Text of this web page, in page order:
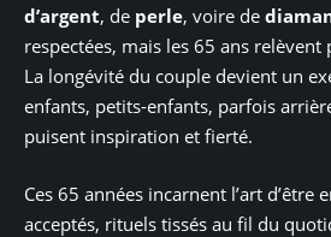
d’argent, de perle, voire de
respectées, mais les 65 ans relèvent
La longévité du couple devient un
enfants, petits-enfants, parfois
puisent inspiration et fierté.
Ces 65 années incarnent l’art d’être
acceptés, rituels tissés au fil du